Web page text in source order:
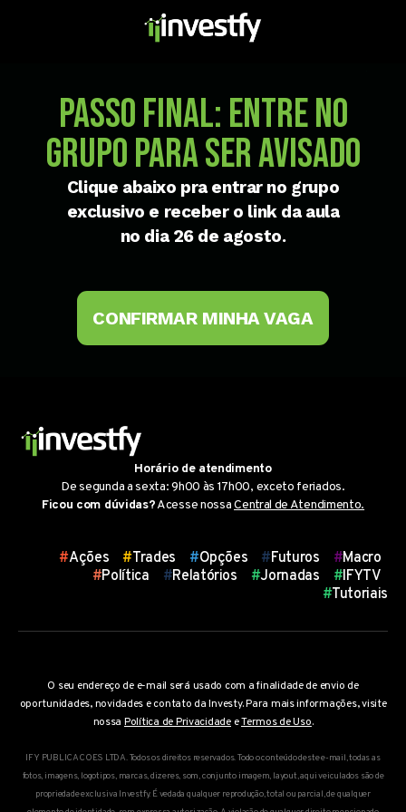
Passo Final: Entre no
grupo para ser avisado
Clique abaixo pra entrar no grupo
exclusivo e receber o link da aula
no dia 26 de agosto.
CONFIRMAR MINHA VAGA
Horário de atendimento
De segunda a sexta: 9h00 às 17h00, exceto feriados.
Ficou com dúvidas?Acesse nossaCentral de Atendimento.
#Ações #Trades #Opções #Futuros #Macro
#Política #Relatórios #Jornadas #IFYTV
#Tutoriais
O seu endereço de e-mail será usado com a finalidade de envio de
oportunidades, novidades e contato da Investy. Para mais informações, visite
nossa Política de PrivacidadeeTermos de Uso.
IFY PUBLICACOES LTDA. Todos os direitos reservados. Todo o conteúdo deste e-mail, todas as
fotos, imagens, logotipos, marcas, dizeres, som, conjunto imagem, layout, aqui veiculados são de
propriedade exclusiva Investfy. É vedada qualquer reprodução, total ou parcial, de qualquer